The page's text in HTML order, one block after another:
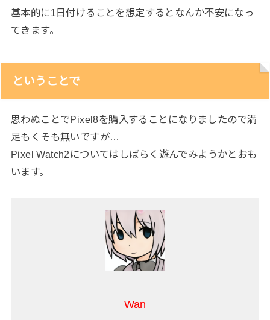
基本的に1日付けることを想定するとなんか不安になっ
てきます。
ということで
思わぬことでPixel8を購入することになりましたので満
足もくそも無いですが…
Pixel Watch2についてはしばらく遊んでみようかとおも
います。
Wan